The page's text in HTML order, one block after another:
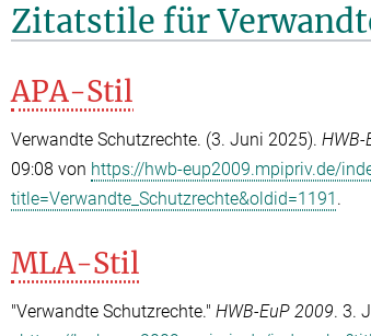
Zitatstile für
APA-Stil
Verwandte Schutzrechte. (3. Juni 2025). HWB-
09:08 von https://hwb-eup2009.mpipriv.de/
title=Verwandte_Schutzrechte&oldid=1191 .
MLA-Stil
"Verwandte Schutzrechte." HWB-EuP 2009. 3.